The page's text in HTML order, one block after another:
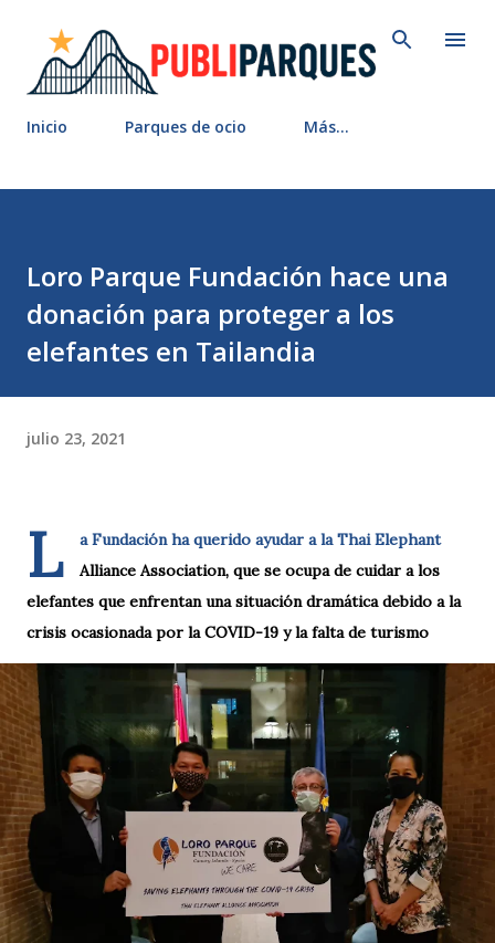
Inicio Parques de ocio Más…
Loro Parque Fundación hace una
donación para proteger a los
elefantes en Tailandia
julio 23, 2021
L
a Fundación ha querido ayudar a la Thai Elephant
Alliance Association, que se ocupa de cuidar a los
elefantes que enfrentan una situación dramática debido a la
crisis ocasionada por la COVID-19 y la falta de turismo